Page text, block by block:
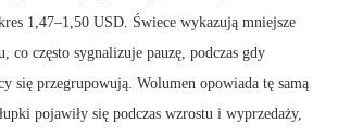
1,47–1,50 USD. Świece wykazują mniejsze
co często sygnalizuje pauzę, podczas gdy
się przegrupowują. Wolumen opowiada tę samą
pojawiły się podczas wzrostu i wyprzedaży,